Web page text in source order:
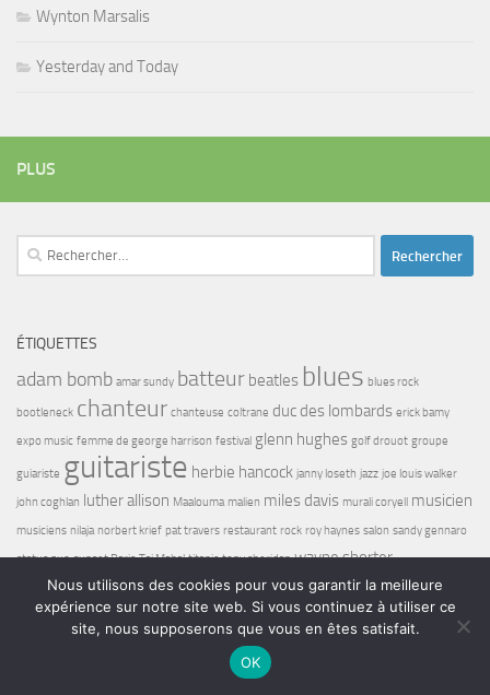
Wynton Marsalis
Yesterday and Today
PLUS
Rechercher :
ÉTIQUETTES
adam bomb amar sundy batteur beatles blues blues rock
bootleneck chanteur chanteuse coltrane duc des lombards erick bamy
expo music femme de george harrison festival glenn hughes golf drouot groupe
guiariste guitariste herbie hancock janny loseth jazz joe louis walker
john coghlan
luther allison Maalouma malien miles davis murali coryell musicien
musiciens nilaja norbert krief pat travers restaurant rock roy haynes salon sandy gennaro
status quo sunset Paris Taj Mahal titanic tony sheridan wayne shorter
Nous utilisons des cookies pour vous garantir la meilleure
expérience sur notre site web. Si vous continuez à utiliser ce
site, nous supposerons que vous en êtes satisfait.
OK